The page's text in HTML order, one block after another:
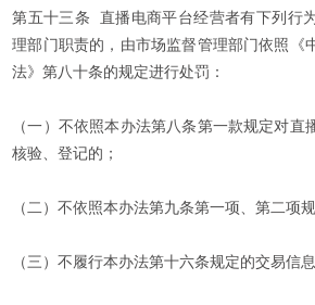
第五十三条 直播电商平台经营者有下列行
理部门职责的，由市场监督管理部门依照《
法》第八十条的规定进行处罚：
（一）不依照本办法第八条第一款规定对直
核验、登记的；
（二）不依照本办法第九条第一项、第二项
（三）不履行本办法第十六条规定的交易信